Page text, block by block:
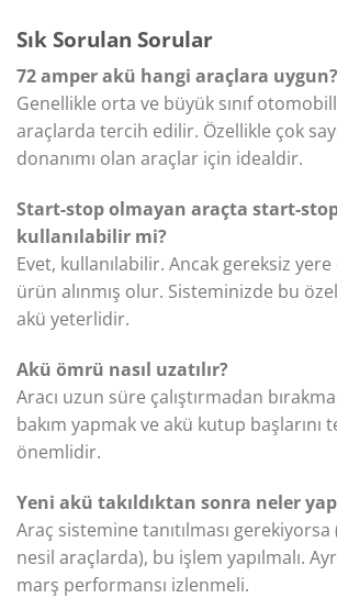
Sık Sorulan Sorular
72 amper akü hangi araçlara uygun?
Genellikle orta ve büyük sınıf
araçlarda tercih edilir. Özellikle çok
donanımı olan araçlar için idealdir.
Start-stop olmayan araçta start-
kullanılabilir mi?
Evet, kullanılabilir. Ancak gereksiz
ürün alınmış olur. Sisteminizde bu
akü yeterlidir.
Akü ömrü nasıl uzatılır?
Aracı uzun süre çalıştırmadan
bakım yapmak ve akü kutup başlarını
önemlidir.
Yeni akü takıldıktan sonra neler
Araç sistemine tanıtılması
nesil araçlarda), bu işlem yapılmalı.
marş performansı izlenmeli.